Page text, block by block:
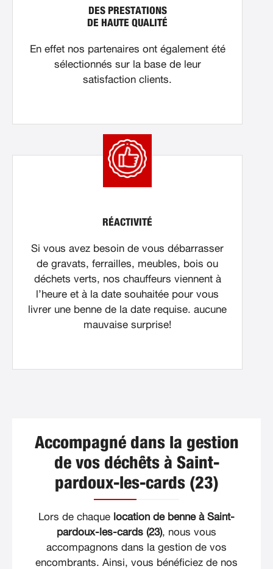
DES PRESTATIONS
DE HAUTE QUALITÉ
En effet nos partenaires ont également été
sélectionnés sur la base de leur
satisfaction clients.
RÉACTIVITÉ
Si vous avez besoin de vous débarrasser
de gravats, ferrailles, meubles, bois ou
déchets verts, nos chauffeurs viennent à
l’heure et à la date souhaitée pour vous
livrer une benne de la date requise. aucune
mauvaise surprise!
Accompagné dans la gestion
de vos déchêts à Saint-
pardoux-les-cards (23)
Lors de chaque location de benne à Saint-
pardoux-les-cards (23), nous vous
accompagnons dans la gestion de vos
encombrants. Ainsi, vous bénéficiez de nos